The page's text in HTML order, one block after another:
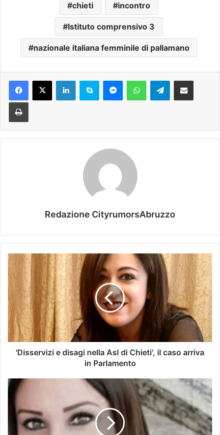
chieti incontro
Istituto comprensivo 3
nazionale italiana femminile di pallamano
Telegram
Redazione CityrumorsAbruzzo
'Disservizi e disagi nella Asl di Chieti', il caso arriva
in Parlamento